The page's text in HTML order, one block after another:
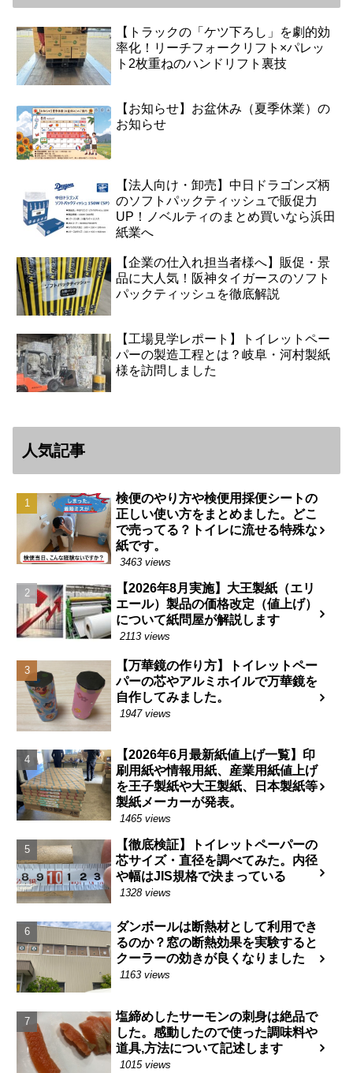
【トラックの「ケツ下ろし」を劇的効
率化！リーチフォークリフト×パレッ
ト2枚重ねのハンドリフト裏技
【お知らせ】お盆休み（夏季休業）の
お知らせ
【法人向け・卸売】中日ドラゴンズ柄
のソフトパックティッシュで販促力
UP！ノベルティのまとめ買いなら浜田
紙業へ
【企業の仕入れ担当者様へ】販促・景
品に大人気！阪神タイガースのソフト
パックティッシュを徹底解説
【工場見学レポート】トイレットペー
パーの製造工程とは？岐阜・河村製紙
様を訪問しました
人気記事
検便のやり方や検便用採便シートの
正しい使い方をまとめました。どこ
で売ってる？トイレに流せる特殊な
紙です。
3463 views
【2026年8月実施】大王製紙（エリ
エール）製品の価格改定（値上げ）
について紙問屋が解説します
2113 views
【万華鏡の作り方】トイレットペー
パーの芯やアルミホイルで万華鏡を
自作してみました。
1947 views
【2026年6月最新紙値上げ一覧】印
刷用紙や情報用紙、産業用紙値上げ
を王子製紙や大王製紙、日本製紙等
製紙メーカーが発表。
1465 views
【徹底検証】トイレットペーパーの
芯サイズ・直径を調べてみた。内径
や幅はJIS規格で決まっている
1328 views
ダンボールは断熱材として利用でき
るのか？窓の断熱効果を実験すると
クーラーの効きが良くなりました
1163 views
塩締めしたサーモンの刺身は絶品で
した。感動したので使った調味料や
道具,方法について記述します
1015 views